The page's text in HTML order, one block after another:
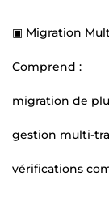
▣ Migration
Comprend :
migration de
gestion multi-
vérifications